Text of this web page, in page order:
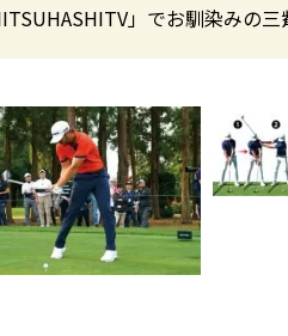
」でお馴染みの三